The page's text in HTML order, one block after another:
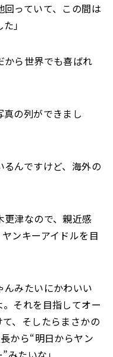
回っていて、この間は
」
から世界でも喜ばれ
真の列ができまし
るんですけど、海外の
更津なので、親近感
ンキーアイドルを目
んみたいにかわいい
それを目指してオー
、そしたらまさかの
から“明日からヤン